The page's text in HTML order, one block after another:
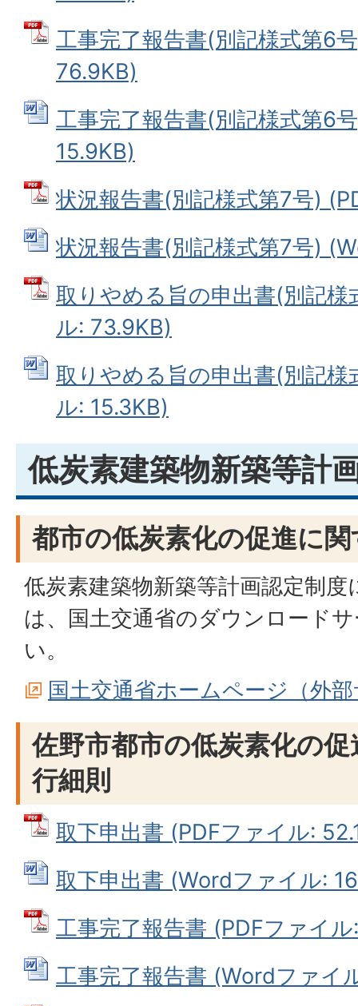
工事完了報告書(別記様式第6
76.9KB)
工事完了報告書(別記様式第6
15.9KB)
状況報告書(別記様式第7号)
状況報告書(別記様式第7号)
取りやめる旨の申出書(別記
ル: 73.9KB)
取りやめる旨の申出書(別記
ル: 15.3KB)
低炭素建築物新築等計
都市の低炭素化の促進に
低炭素建築物新築等計画認定制
は、国土交通省のダウンロード
い。
国土交通省ホームページ（外
佐野市都市の低炭素化の
行細則
取下申出書 (PDFファイル:
取下申出書 (Wordファイル:
工事完了報告書 (PDFファイ
工事完了報告書 (Wordファイ